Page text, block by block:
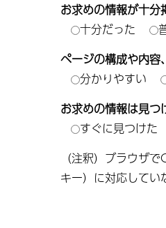
お求めの情報が十分
十分だった
ページの構成や内容
分かりやすい
お求めの情報は見つ
すぐに見つけた
（注釈）ブラウザ
キー）に対応してい